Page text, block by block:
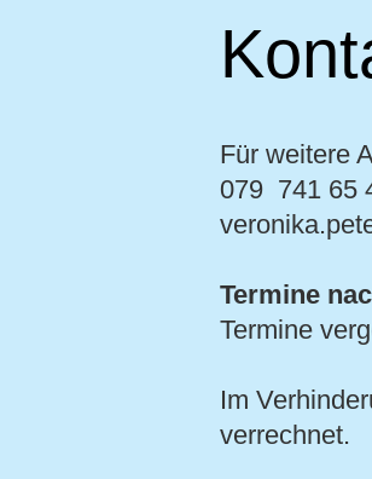
Für weitere
079 741 65
Termine
Termine
Im
verrechnet.